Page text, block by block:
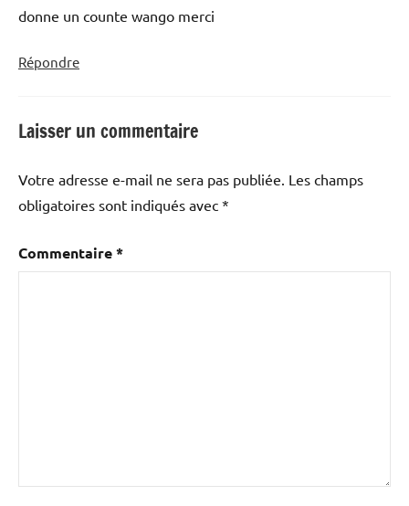
donne un counte wango merci
Répondre
Laisser un commentaire
Votre adresse e-mail ne sera pas publiée. Les champs
obligatoires sont indiqués avec *
Commentaire*